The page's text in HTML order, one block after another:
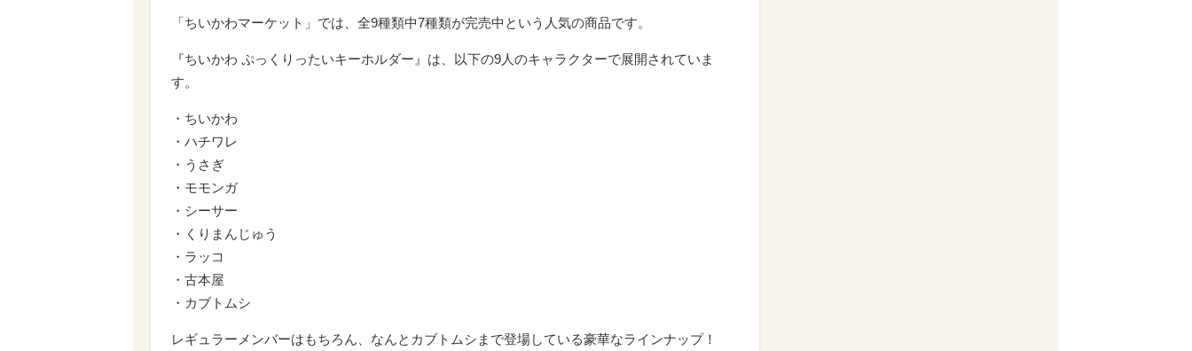
「ちいかわマーケット」では、全9種類中7種類が完売中という人気の商品です。
『ちいかわ ぷっくりったいキーホルダー』は、以下の9人のキャラクターで展開されていま
す。
・ちいかわ
・ハチワレ
・うさぎ
・モモンガ
・シーサー
・くりまんじゅう
・ラッコ
・古本屋
・カブトムシ
レギュラーメンバーはもちろん、なんとカブトムシまで登場している豪華なラインナップ！